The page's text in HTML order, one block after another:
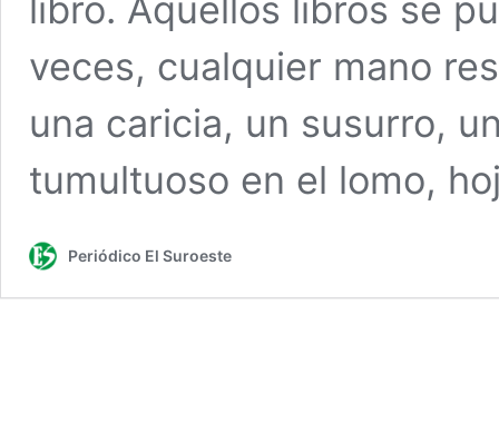
libro. Aquellos libros se
veces, cualquier mano
una caricia, un susurro,
tumultuoso en el lomo,
Periódico El Suroeste